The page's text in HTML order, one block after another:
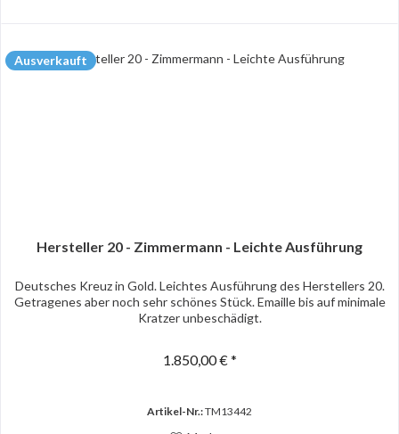
Ausverkauft
Hersteller 20 - Zimmermann - Leichte Ausführung
Deutsches Kreuz in Gold. Leichtes Ausführung des Herstellers 20.
Getragenes aber noch sehr schönes Stück. Emaille bis auf minimale
Kratzer unbeschädigt.
1.850,00 € *
Artikel-Nr.:TM13442